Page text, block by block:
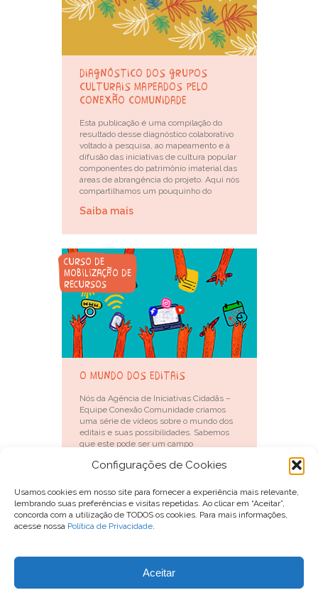
Configurações de Cookies
Usamos cookies em nosso site para fornecer a experiência mais relevante,
lembrando suas preferências e visitas repetidas. Ao clicar em “Aceitar”,
concorda com a utilização de TODOS os cookies. Para mais informações,
acesse nossa Política de Privacidade.
Aceitar
diagnóstico dos grupos
culturais mapeados pelo
conexão comunidade
Esta publicação é uma compilação do
resultado desse diagnóstico colaborativo
voltado à pesquisa, ao mapeamento e à
difusão das iniciativas de cultura popular
componentes do patrimônio imaterial das
áreas de abrangência do projeto. Aqui nós
compartilhamos um pouquinho do
Saiba mais
curso de
mobilização de
recursos
o mundo dos editais
Nós da Agência de Iniciativas Cidadãs –
Equipe Conexão Comunidade criamos
uma série de vídeos sobre o mundo dos
editais e suas possibilidades. Sabemos
que este pode ser um campo
formatos, por vezes, pouco
Saiba mais
contato@conexaocomunidade.org.br
ou nos procurar no Instagram@conexaocomunidade.